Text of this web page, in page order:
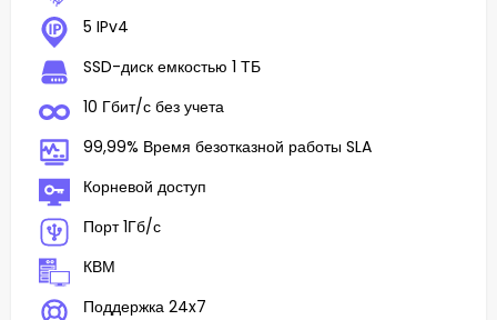
5 IPv4
SSD-диск емкостью 1 ТБ
10 Гбит/с без учета
99,99% Время безотказной работы SLA
Корневой доступ
Порт 1Гб/с
КВМ
Поддержка 24x7